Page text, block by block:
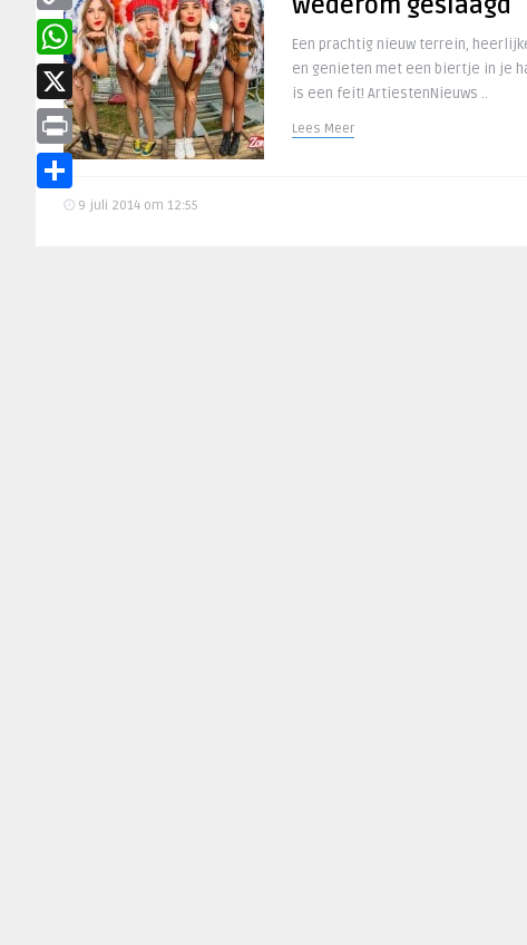
Een prachtig nieuw terrein,
en genieten met een biertje in je
is een feit! ArtiestenNieuws ..
Lees Meer
9 juli 2014 om 12:55
Copy
Link
WhatsApp
X
Print
Delen